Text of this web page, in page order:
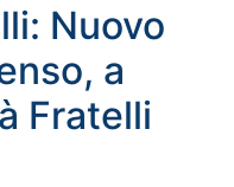
Nuovo
a
Fratelli